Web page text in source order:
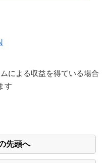
による収益を得ている場合
す
先頭へ